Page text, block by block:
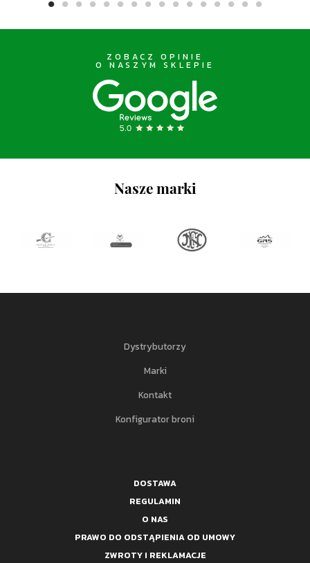
ZOBACZ OPINIE
O NASZYM SKLEPIE
Nasze marki
Dystrybutorzy
Marki
Kontakt
Konfigurator broni
DOSTAWA
REGULAMIN
O NAS
PRAWO DO ODSTĄPIENIA OD UMOWY
ZWROTY I REKLAMACJE